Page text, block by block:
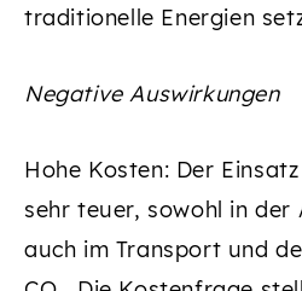
traditionelle Energien
Negative Auswirkungen
Hohe Kosten: Der
sehr teuer, sowohl in der
auch im Transport und